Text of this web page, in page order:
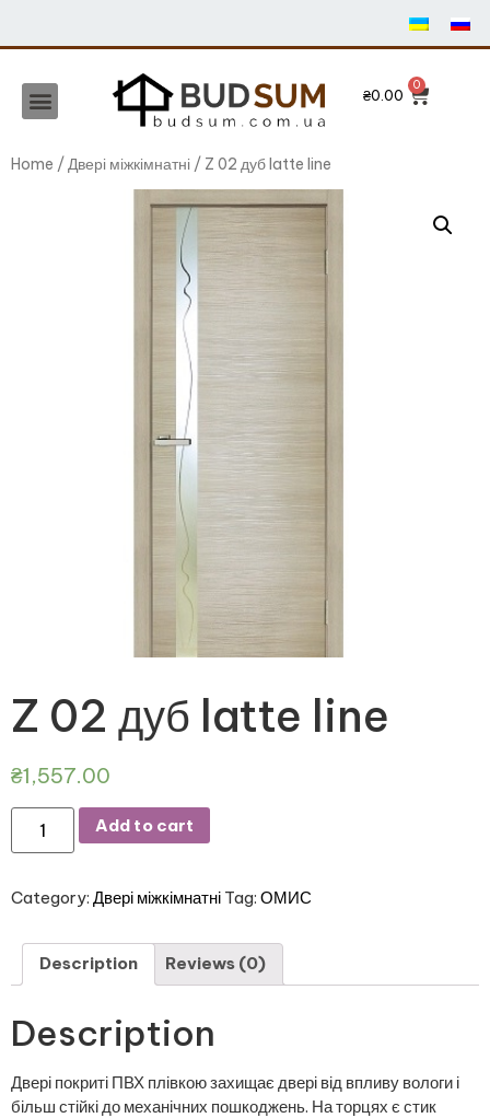
₴0.00
Home / Двері міжкімнатні / Z 02 дуб latte line
Z 02 дуб latte line
₴1,557.00
Add to cart
Category: Двері міжкімнатні Tag: ОМИС
Description Reviews (0)
Description
Двері покриті ПВХ плівкою захищає двері від впливу вологи і
більш стійкі до механічних пошкоджень. На торцях є стик